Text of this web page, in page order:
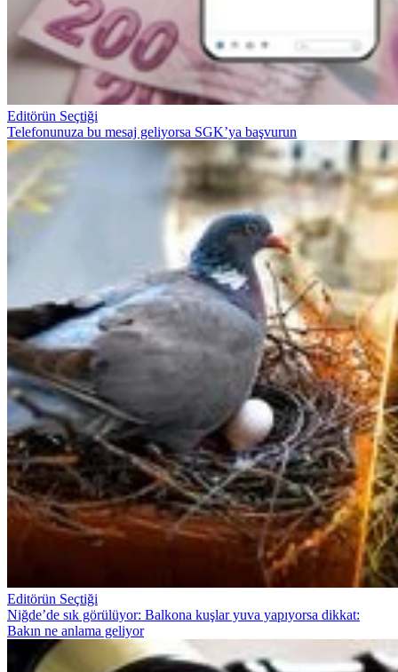
Editörün Seçtiği
Telefonunuza bu mesaj geliyorsa SGK’ya başvurun
Editörün Seçtiği
Niğde’de sık görülüyor: Balkona kuşlar yuva yapıyorsa dikkat:
Bakın ne anlama geliyor